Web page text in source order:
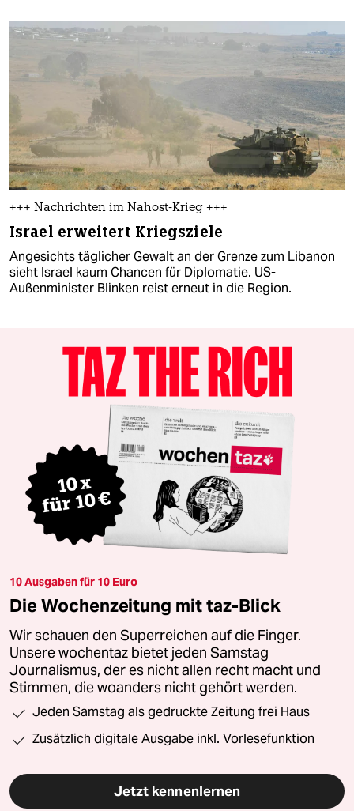
+++ Nachrichten im Nahost-Krieg +++
Israel erweitert Kriegsziele
Angesichts täglicher Gewalt an der Grenze zum Libanon
sieht Israel kaum Chancen für Diplomatie. US-
Außenminister Blinken reist erneut in die Region.
10 Ausgaben für 10 Euro
Die Wochenzeitung mit taz-Blick
Wir schauen den Superreichen auf die Finger.
Unsere wochentaz bietet jeden Samstag
Journalismus, der es nicht allen recht macht und
Stimmen, die woanders nicht gehört werden.
Jeden Samstag als gedruckte Zeitung frei Haus
Zusätzlich digitale Ausgabe inkl. Vorlesefunktion
Jetzt kennenlernen